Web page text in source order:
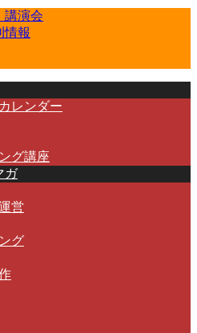
講演会
情報
レンダー
グ講座
ガ
営
グ